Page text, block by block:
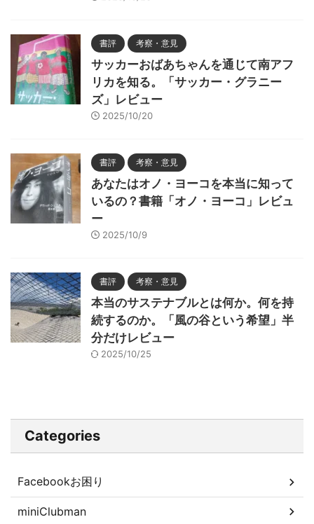
書評 考察・意見
サッカーおばあちゃんを通じて南アフ
リカを知る。「サッカー・グラニー
ズ」レビュー
2025/10/20
書評 考察・意見
あなたはオノ・ヨーコを本当に知って
いるの？書籍「オノ・ヨーコ」レビュ
ー
2025/10/9
書評 考察・意見
本当のサステナブルとは何か。何を持
続するのか。「風の谷という希望」半
分だけレビュー
2025/10/25
Categories
Facebookお困り
miniClubman